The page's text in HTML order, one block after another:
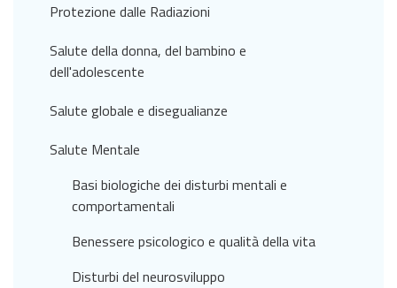
Protezione dalle Radiazioni
Salute della donna, del bambino e
dell'adolescente
Salute globale e disegualianze
Salute Mentale
Basi biologiche dei disturbi mentali e
comportamentali
Benessere psicologico e qualità della vita
Disturbi del neurosviluppo